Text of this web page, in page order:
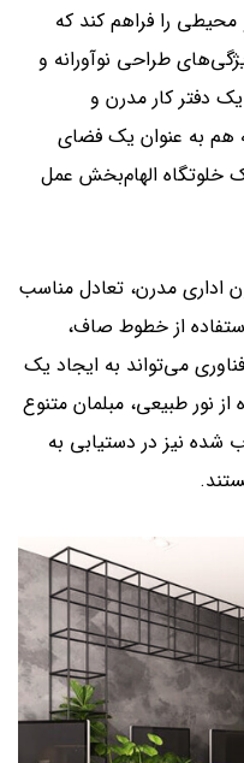
را فراهم کند که
طراحی نوآورانه و
دفتر کار مدرن و
هم به عنوان یک فضای
خلوتگاه الهام‌بخش عمل
اداری مدرن، تعادل مناسب
از خطوط صاف،
می‌تواند به ایجاد یک
نور طبیعی، مبلمان متنوع
شده نیز در دستیابی به